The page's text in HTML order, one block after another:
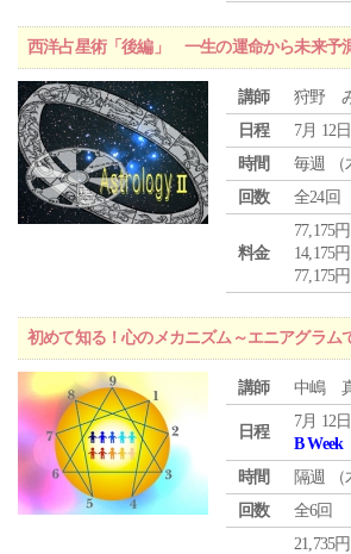
西洋占星術「後編」 一生の運命から未来予
講師
狩野
日程
7月 12
時間
毎週 （
回数
全24回
料金
77,175円
14,175
77,175
初めて知る！心のメカニズム～エニアグラム
講師 中嶋
日程
7月 12
B Week
時間
隔週 （
回数
全6回
21,735円